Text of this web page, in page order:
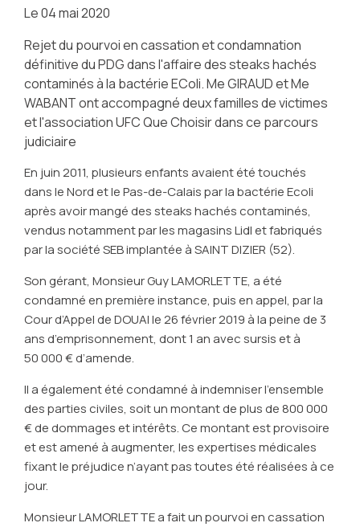
Le04 mai 2020
Rejet du pourvoi en cassation et condamnation
définitive du PDG dans l'affaire des steaks hachés
contaminés à la bactérie EColi. Me GIRAUD et Me
WABANT ont accompagné deux familles de victimes
et l'association UFC Que Choisir dans ce parcours
judiciaire
En juin 2011, plusieurs enfants avaient été touchés
dans le Nord et le Pas-de-Calais par la bactérie Ecoli
après avoir mangé des steaks hachés contaminés,
vendus notamment par les magasins Lidl et fabriqués
par la société SEB implantée à SAINT DIZIER (52).
Son gérant, Monsieur Guy LAMORLETTE, a été
condamné en première instance, puis en appel, par la
Cour d’Appel de DOUAI le 26 février 2019 à la peine de 3
ans d’emprisonnement, dont 1 an avec sursis et à
50 000 € d’amende.
Il a également été condamné à indemniser l’ensemble
des parties civiles, soit un montant de plus de 800 000
€ de dommages et intérêts. Ce montant est provisoire
et est amené à augmenter, les expertises médicales
fixant le préjudice n’ayant pas toutes été réalisées à ce
jour.
Monsieur LAMORLETTE a fait un pourvoi en cassation